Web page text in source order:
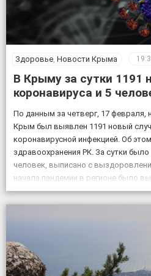
Здоровье Новости Крыма
В Крыму за сутки 1191
коронавируса и 5
По данным за четверг, 17 февраля,
Крым был выявлен 1191 новый
коронавирусной инфекцией. Об
здравоохранения РК. За сутки
человек, выписано с
начала пандемии в регионе было
заболевания коронавирусом,
подтвержденным коронавирусом,